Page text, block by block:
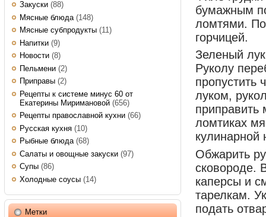
Закуски (88)
Мясные блюда (148)
Мясные субпродукты (11)
Напитки (9)
Новости (8)
Пельмени (2)
Приправы (2)
Рецепты к системе минус 60 от
Екатерины Миримановой (656)
Рецепты православной кухни (66)
Русская кухня (10)
Рыбные блюда(68)
Салаты и овощные закуски (97)
Супы (86)
Холодные соусы (14)
Метки
бумажным
ломтями.
горчицей.
Зеленый
Руколу
луком,
приправить
ломтиках
кулинарной
Обжарить
сковороде.
каперсы и
тарелкам.
подать